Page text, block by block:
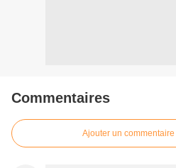
Commentaires
Ajouter un commentaire